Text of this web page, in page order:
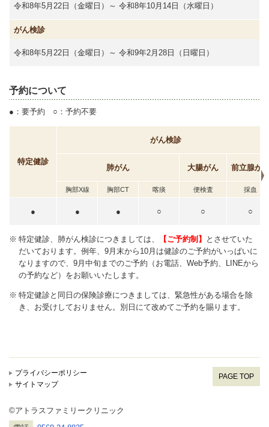
令和8年5月22日（金曜日）～ 令和8年10月14日（水曜日）
がん検診
令和8年5月22日（金曜日）～ 令和9年2月28日（日曜日）
予約について
● ：要予約 ○ ：予約不要
特定健診
がん検診
肺がん 大腸がん 前立腺が
胸部X線 胸部CT 喀痰 便検査 採血
● ● ● ○ ○ ○
特定健診、肺がん検診につきましては、 【ご予約制】
とさせていた
だいております。例年、9月末から10月は健診のご予約がいっぱいに
なりますので、9月中旬までのご予約（お電話、Web予約、LINEから
の予約など）をお願いいたします。
特定健診と同日の保険診療につきましては、緊急性がある場合を除
き、お受けしておりません。別日にて改めてご予約を賜ります。
プライバシーポリシー
サイトマップ
PAGE TOP
©アトラスファミリークリニック